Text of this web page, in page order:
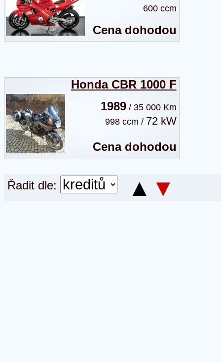
600 ccm
Cena dohodou
Honda CBR 1000 F
1989/ 35 000 Km
998 ccm / 72 kW
Cena dohodou
Řadit dle: ▲ ▼